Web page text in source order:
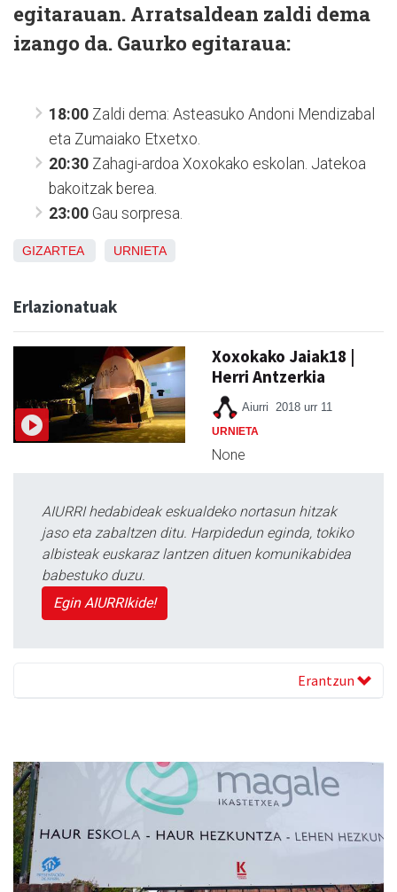
egitarauan. Arratsaldean zaldi dema
izango da. Gaurko egitaraua:
18:00 Zaldi dema: Asteasuko Andoni Mendizabal
eta Zumaiako Etxetxo.
20:30 Zahagi-ardoa Xoxokako eskolan. Jatekoa
bakoitzak berea.
23:00 Gau sorpresa.
GIZARTEA URNIETA
Erlazionatuak
Xoxokako Jaiak18 |
Herri Antzerkia
Aiurri 2018 urr 11
URNIETA
None
AIURRI hedabideak eskualdeko nortasun hitzak
jaso eta zabaltzen ditu. Harpidedun eginda, tokiko
albisteak euskaraz lantzen dituen komunikabidea
babestuko duzu.
Egin AIURRIkide!
Erantzun